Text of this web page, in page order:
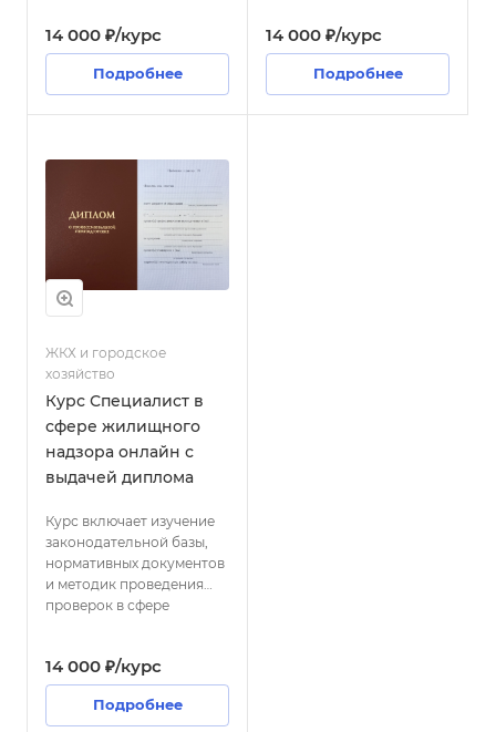
устройства газонов,
цветников и водоемов;
монтажных работ;
мониторинг состояния
14 000 ₽/курс
Подробнее
безопасности и
надежности объектов.
14 000 ₽/курс
Подробнее
ЖКХ и городское
хозяйство
Курс Специалист в
сфере жилищного
надзора онлайн с
выдачей диплома
Курс включает изучение
законодательной базы,
нормативных документов
и методик проведения
проверок в сфере
практические навыки
выявления нарушений,
оформления
14 000 ₽/курс
Подробнее